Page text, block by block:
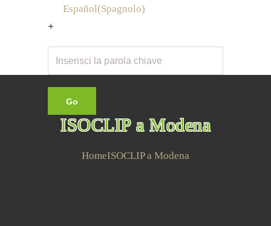
Español(Spagnolo)
+
ISOCLIP a Modena
HomeISOCLIP a Modena